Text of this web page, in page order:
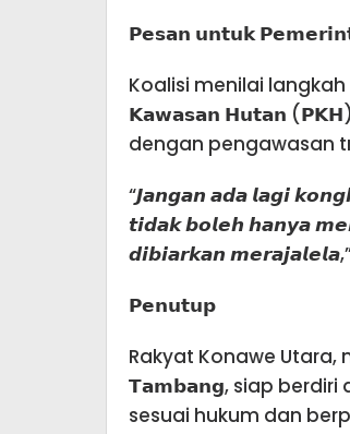
𝗣𝗲𝘀𝗮𝗻 𝘂𝗻𝘁𝘂𝗸
Koalisi menilai
𝗞𝗮𝘄𝗮𝘀𝗮𝗻 𝗛𝘂𝘁𝗮𝗻
dengan pengawasan
“𝙅𝙖𝙣𝙜𝙖𝙣 𝙖𝙙𝙖 𝙡𝙖𝙜𝙞
𝙩𝙞𝙙𝙖𝙠 𝙗𝙤𝙡𝙚𝙝 𝙝𝙖𝙣𝙮𝙖
𝙙𝙞𝙗𝙞𝙖𝙧𝙠𝙖𝙣
𝗣𝗲𝗻𝘂𝘁𝘂𝗽
Rakyat Konawe Utara,
𝗧𝗮𝗺𝗯𝗮𝗻𝗴, siap berdiri
sesuai hukum dan